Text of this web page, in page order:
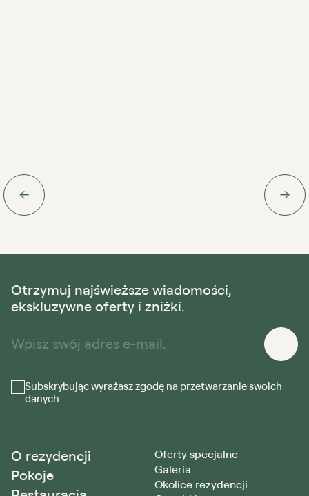
O rezydencji
Pokoje
Oferty specjalne
Galeria
Okolice rezydencji
Otrzymuj najświeższe wiadomości,
ekskluzywne oferty i zniżki.
Subskrybując wyrażasz zgodę na przetwarzanie swoich
danych.